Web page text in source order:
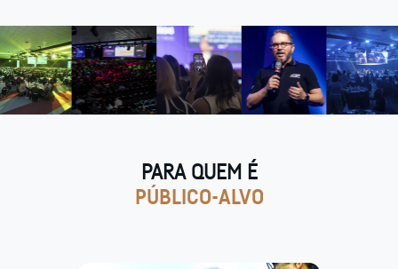
PARA QUEM É
PÚBLICO-ALVO